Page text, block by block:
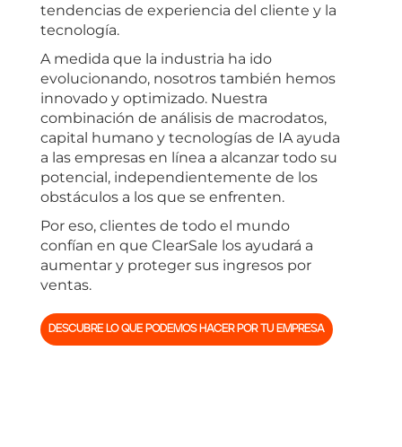
tendencias de experiencia del cliente y la
tecnología.
A medida que la industria ha ido
evolucionando, nosotros también hemos
innovado y optimizado. Nuestra
combinación de análisis de macrodatos,
capital humano y tecnologías de IA ayuda
a las empresas en línea a alcanzar todo su
potencial, independientemente de los
obstáculos a los que se enfrenten.
Por eso, clientes de todo el mundo
confían en que ClearSale los ayudará a
aumentar y proteger sus ingresos por
ventas.
DESCUBRE LO QUE PODEMOS HACER POR TU EMPRESA